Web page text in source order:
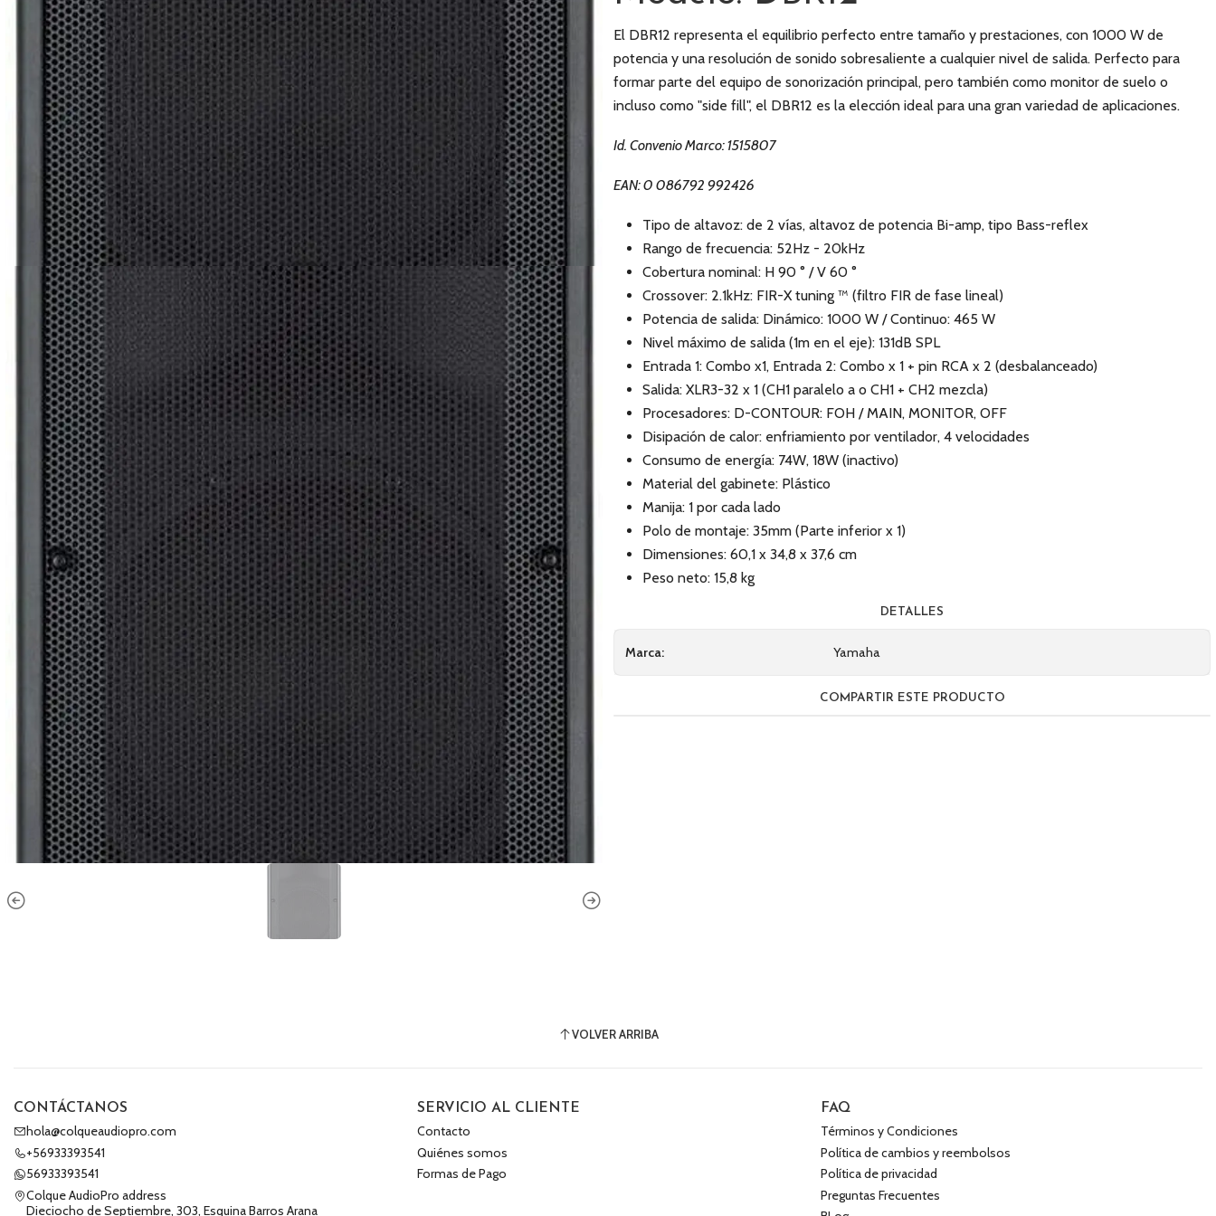
El DBR12 representa el equilibrio perfecto entre tamaño y prestaciones, con 1000 W de
potencia y una resolución de sonido sobresaliente a cualquier nivel de salida. Perfecto para
formar parte del equipo de sonorización principal, pero también como monitor de suelo o
incluso como "side fill", el DBR12 es la elección ideal para una gran variedad de aplicaciones.
Id. Convenio Marco: 1515807
EAN: 0 086792 992426
Tipo de altavoz: de 2 vías, altavoz de potencia Bi-amp, tipo Bass-reflex
Rango de frecuencia: 52Hz - 20kHz
Cobertura nominal: H 90 ° / V 60 °
Crossover: 2.1kHz: FIR-X tuning ™ (filtro FIR de fase lineal)
Potencia de salida: Dinámico: 1000 W / Continuo: 465 W
Nivel máximo de salida (1m en el eje): 131dB SPL
Entrada 1: Combo x1, Entrada 2: Combo x 1 + pin RCA x 2 (desbalanceado)
Salida: XLR3-32 x 1 (CH1 paralelo a o CH1 + CH2 mezcla)
Procesadores: D-CONTOUR: FOH / MAIN, MONITOR, OFF
Disipación de calor: enfriamiento por ventilador, 4 velocidades
Consumo de energía: 74W, 18W (inactivo)
Material del gabinete: Plástico
Manija: 1 por cada lado
Polo de montaje: 35mm (Parte inferior x 1)
Dimensiones: 60,1 x 34,8 x 37,6 cm
Peso neto: 15,8 kg
DETALLES
Marca: Yamaha
COMPARTIR ESTE PRODUCTO
VOLVER ARRIBA
CONTÁCTANOS
hola@colqueaudiopro.com
+56933393541
56933393541
Colque AudioPro address
Dieciocho de Septiembre, 303, Esquina Barros Arana
SERVICIO AL CLIENTE
Contacto
Quiénes somos
Formas de Pago
FAQ
Términos y Condiciones
Política de cambios y reembolsos
Política de privacidad
Preguntas Frecuentes